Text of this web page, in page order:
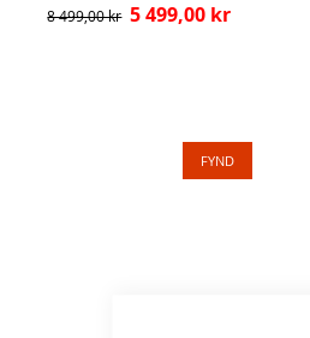
8 499,00 kr 5 499,00 kr
FYND